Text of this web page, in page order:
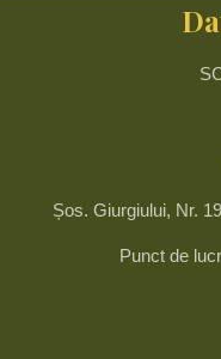
Șos. Giurgiului, Nr.
Punct de